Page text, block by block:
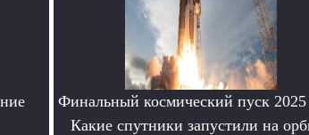
Финальный космический пуск 2025
Какие спутники запустили на